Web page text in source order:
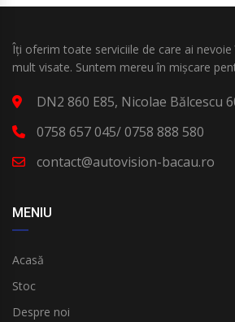
Îți oferim toate serviciile de care ai nevoie
mult visate. Suntem mereu în mișcare
DN2 860 E85, Nicolae Bălcescu
0758 657 045/ 0758 888 580
contact@autovision-bacau.ro
MENIU
Acasă
Stoc
Despre noi